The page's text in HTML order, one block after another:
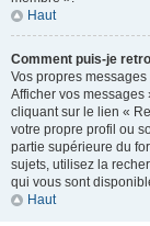
Haut
Comment puis-je
Vos propres
Afficher vos messages
cliquant sur le lien «
votre propre profil ou
partie supérieure du
sujets, utilisez la
qui vous sont
Haut